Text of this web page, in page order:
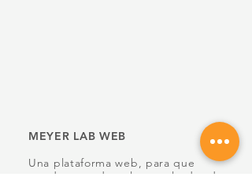
MEYER LAB WEB
Una plataforma web, para que
puedas acceder a los resultados de